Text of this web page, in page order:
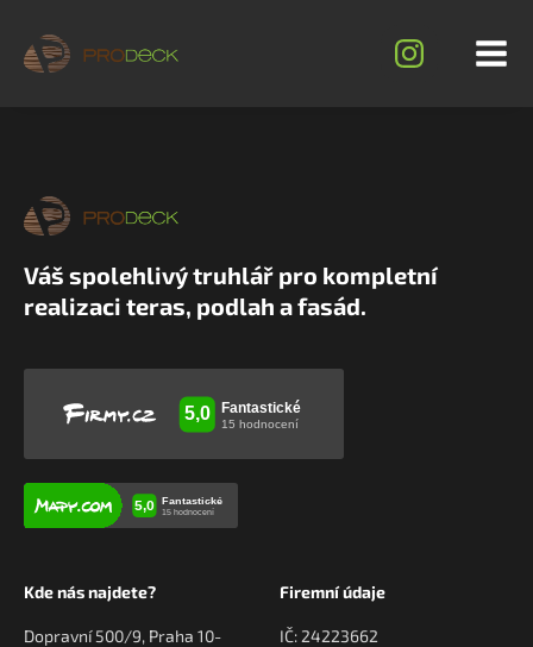
Váš spolehlivý truhlář pro kompletní
realizaci teras, podlah a fasád.
Kde nás najdete?
Dopravní 500/9, Praha 10-
Firemní údaje
IČ: 24223662